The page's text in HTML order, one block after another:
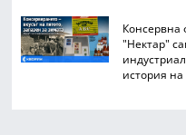
Консервна
"Нектар"
история